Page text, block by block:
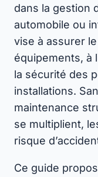
dans la gestion
automobile ou
vise à assurer
équipements, à
la sécurité des
installations.
maintenance
se multiplient,
risque
Ce guide